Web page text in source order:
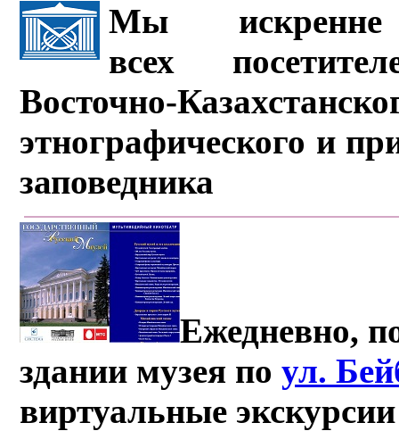
Мы искренне
всех
Восточно-
этнографического и
заповедника
Ежедневно,
здании музея поул.
виртуальные